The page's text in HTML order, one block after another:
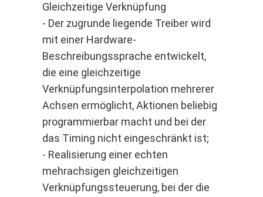
Gleichzeitige Verknüpfung
- Der zugrunde liegende Treiber wird
mit einer Hardware-
Beschreibungssprache entwickelt,
die eine gleichzeitige
Verknüpfungsinterpolation mehrerer
Achsen ermöglicht, Aktionen beliebig
programmierbar macht und bei der
das Timing nicht eingeschränkt ist;
- Realisierung einer echten
mehrachsigen gleichzeitigen
Verknüpfungssteuerung, bei der die